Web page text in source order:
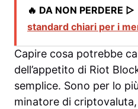
🔥 DA NON PERDERE ▷
standard chiari per i
Capire cosa potrebbe
dell’appetito di Riot
semplice. Sono per lo
minatore di